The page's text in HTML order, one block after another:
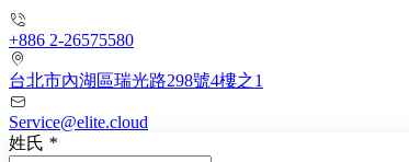
+886 2-26575580
台北市內湖區瑞光路298號4樓之1
Service@elite.cloud
姓氏 *